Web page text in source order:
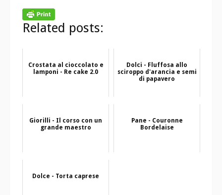
Related posts:
Crostata al cioccolato e
lamponi - Re cake 2.0
Dolci - Fluffosa allo
sciroppo d'arancia e semi
di papavero
Giorilli - Il corso con un
grande maestro
Pane - Couronne
Bordelaise
Dolce - Torta caprese